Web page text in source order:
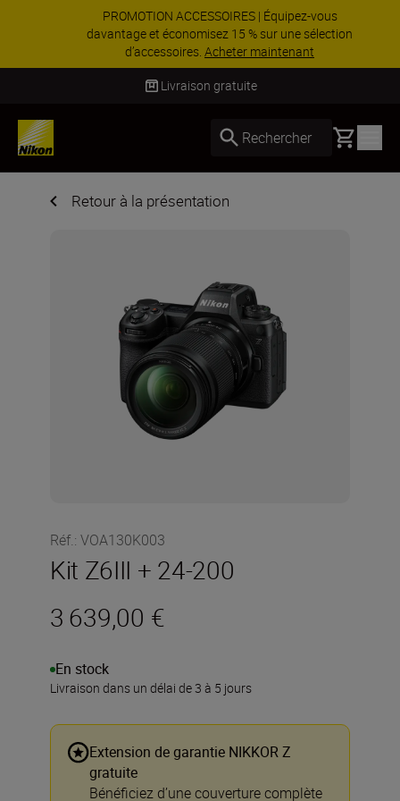
PROMOTION ACCESSOIRES | Équipez-vous
davantage et économisez 15 % sur une sélection
d’accessoires.Acheter maintenant
Livraison sous 2 à 3 jours ouvrés
Rechercher Basket
Retour à la présentation
Réf.: VOA130K003
Kit Z6III + 24-200
3 639,00 €
En stock
Livraison dans un délai de 3 à 5 jours
Extension de garantie NIKKOR Z
gratuite
Bénéficiez d’une couverture complète